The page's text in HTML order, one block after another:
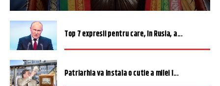
Top 7 expresii pentru care, în Rusia, a...
Patriarhia va instala o cutie a milei î...